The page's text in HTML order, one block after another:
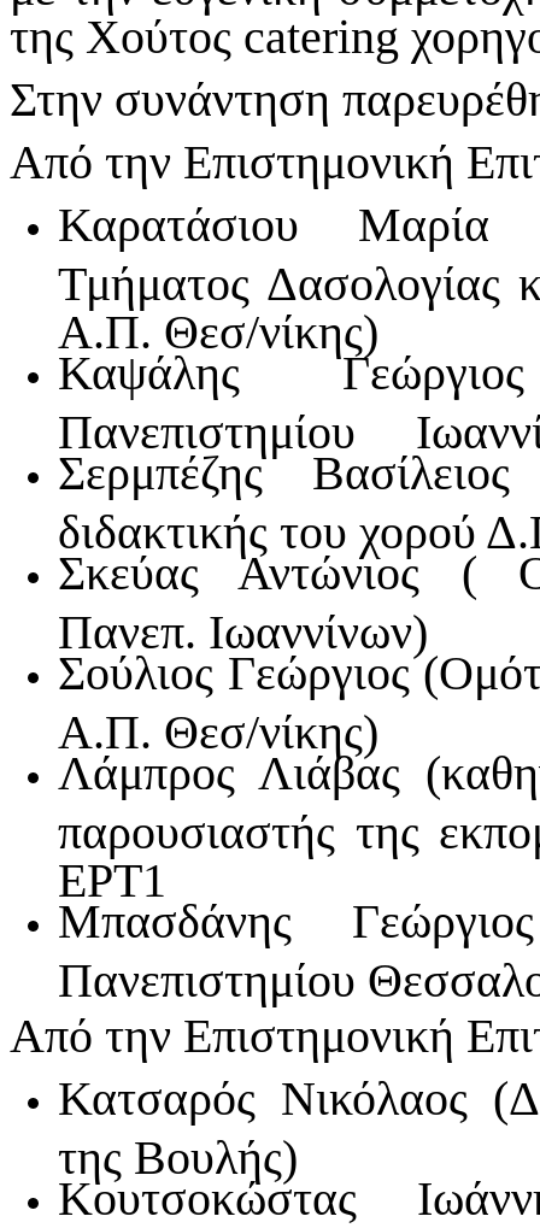
της Χούτος catering
Στην συνάντηση
Από την Επιστημονική
Καρατάσιου Μαρία
Τμήματος Δασολογίας
Α.Π. Θεσ/νίκης)
Καψάλης
Πανεπιστημίου
Σερμπέζης
διδακτικής του χορού
Σκεύας Αντώνιος (
Πανεπ. Ιωαννίνων)
Σούλιος Γεώργιος
Α.Π. Θεσ/νίκης)
Λάμπρος Λιάβας
παρουσιαστής της
ΕΡΤ1
Μπασδάνης
Πανεπιστημίου
Από την Επιστημονική
Κατσαρός Νικόλαος
της Βουλής)
Κουτσοκώστας